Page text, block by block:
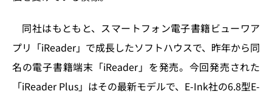
同社はもともと、スマートフォン電子書籍ビューワア
プリ「iReader」で成長したソフトハウスで、昨年から同
名の電子書籍端末「iReader」を発売。今回発売された
「iReader Plus」はその最新モデルで、E-Ink社の6.8型E-